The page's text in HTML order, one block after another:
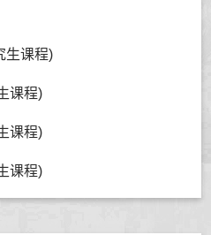
生课程)
课程)
课程)
课程)